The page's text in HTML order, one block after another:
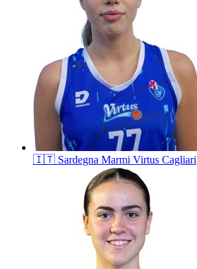
🇮🇹 Sardegna Marmi Virtus Cagliari